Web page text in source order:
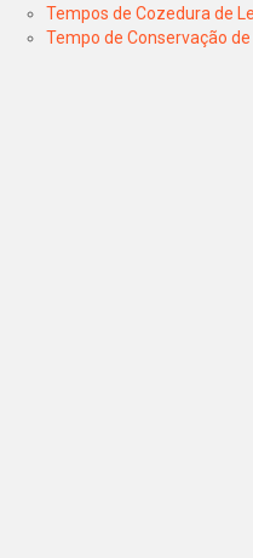
Tempos de Cozedura de
Tempo de Conservação